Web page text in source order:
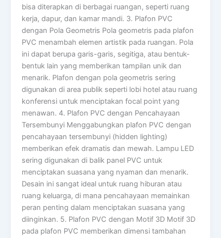
bisa diterapkan di berbagai ruangan, seperti ruang
kerja, dapur, dan kamar mandi. 3. Plafon PVC
dengan Pola Geometris Pola geometris pada plafon
PVC menambah elemen artistik pada ruangan. Pola
ini dapat berupa garis-garis, segitiga, atau bentuk-
bentuk lain yang memberikan tampilan unik dan
menarik. Plafon dengan pola geometris sering
digunakan di area publik seperti lobi hotel atau ruang
konferensi untuk menciptakan focal point yang
menawan. 4. Plafon PVC dengan Pencahayaan
Tersembunyi Menggabungkan plafon PVC dengan
pencahayaan tersembunyi (hidden lighting)
memberikan efek dramatis dan mewah. Lampu LED
sering digunakan di balik panel PVC untuk
menciptakan suasana yang nyaman dan menarik.
Desain ini sangat ideal untuk ruang hiburan atau
ruang keluarga, di mana pencahayaan memainkan
peran penting dalam menciptakan suasana yang
diinginkan. 5. Plafon PVC dengan Motif 3D Motif 3D
pada plafon PVC memberikan dimensi tambahan